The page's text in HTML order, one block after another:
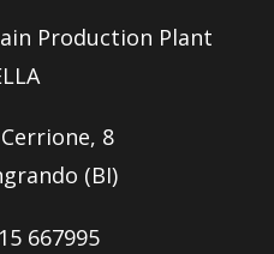
Production Plant
8
(BI)
667995